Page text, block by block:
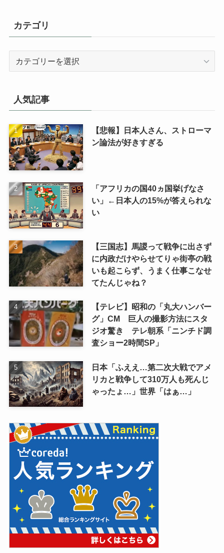
カテゴリ
人気記事
【悲報】日本人さん、ストローマ
ン論法が好きすぎる
「アフリカの国40ヵ国挙げなさ
い」←日本人の15%が答えられな
い
【三国志】馬謖って戦争に出さず
に内政だけやらせてりゃ街亭の戦
いも起こらず、うまく仕事こなせ
てたんじゃね？
【テレビ】昭和の「丸大ハンバー
グ」CM 巨人の撮影方法にスタ
ジオ驚き テレ朝系「ニンチド調
査ショー2時間SP」
日本「ふええ…第二次大戦でアメ
リカと戦争して310万人も死んじ
ゃったょ…」世界「はぁ…」